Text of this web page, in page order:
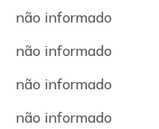
não informado
não informado
não informado
não informado